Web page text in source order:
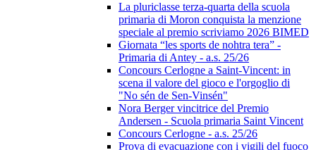
La pluriclasse terza-quarta della scuola
primaria di Moron conquista la menzione
speciale al premio scriviamo 2026 BIMED
Giornata “les sports de nohtra tera” -
Primaria di Antey - a.s. 25/26
Concours Cerlogne a Saint-Vincent: in
scena il valore del gioco e l'orgoglio di
"No sén de Sen-Vinsén"
Nora Berger vincitrice del Premio
Andersen - Scuola primaria Saint Vincent
Concours Cerlogne - a.s. 25/26
Prova di evacuazione con i vigili del fuoco